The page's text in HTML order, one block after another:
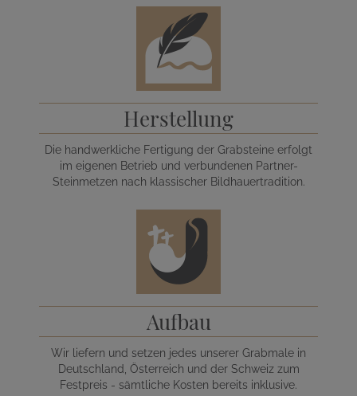
Herstellung
Die handwerkliche Fertigung der Grabsteine erfolgt
im eigenen Betrieb und verbundenen Partner-
Steinmetzen nach klassischer Bildhauertradition.
Aufbau
Wir liefern und setzen jedes unserer Grabmale in
Deutschland, Österreich und der Schweiz zum
Festpreis - sämtliche Kosten bereits inklusive.